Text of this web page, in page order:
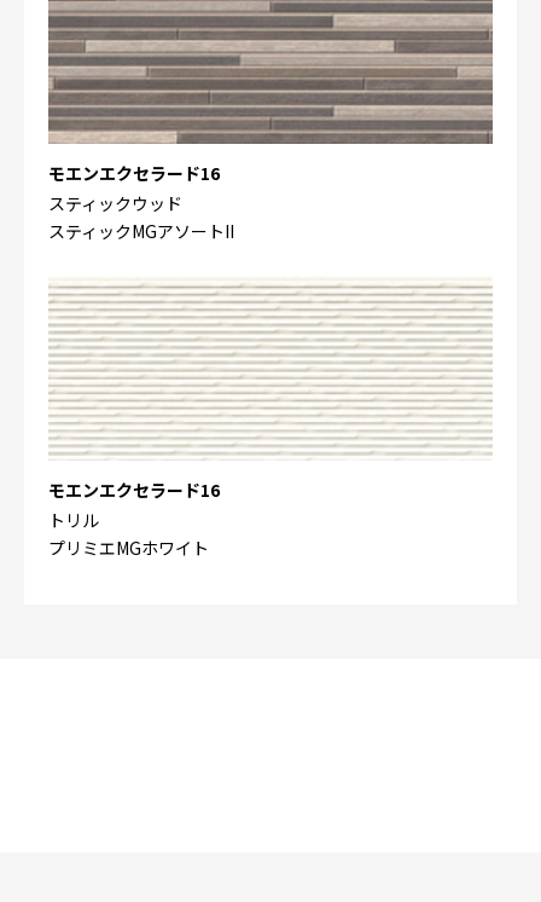
モエンエクセラード16
スティックウッド
スティックMGアソートII
モエンエクセラード16
トリル
プリミエMGホワイト